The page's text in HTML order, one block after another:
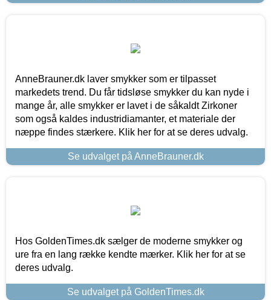
AnneBrauner.dk laver smykker som er tilpasset
markedets trend. Du får tidsløse smykker du kan nyde i
mange år, alle smykker er lavet i de såkaldt Zirkoner
som også kaldes industridiamanter, et materiale der
næppe findes stærkere. Klik her for at se deres udvalg.
Se udvalget på AnneBrauner.dk
Hos GoldenTimes.dk sælger de moderne smykker og
ure fra en lang række kendte mærker. Klik her for at se
deres udvalg.
Se udvalget på GoldenTimes.dk